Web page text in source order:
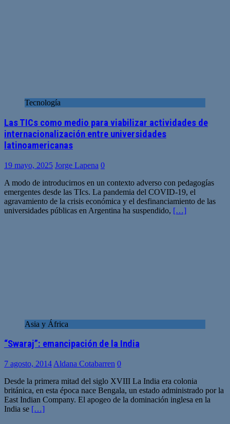
Tecnología
Las TICs como medio para viabilizar actividades de
internacionalización entre universidades
latinoamericanas
19 mayo, 2025 Jorge Lapena 0
A modo de introducirnos en un contexto adverso con pedagogías
emergentes desde las TIcs. La pandemia del COVID-19, el
agravamiento de la crisis económica y el desfinanciamiento de las
universidades públicas en Argentina ha suspendido, […]
Asia y África
“Swaraj”: emancipación de la India
7 agosto, 2014 Aldana Cotabarren 0
Desde la primera mitad del siglo XVIII La India era colonia
británica, en esta época nace Bengala, un estado administrado por la
East Indian Company. El apogeo de la dominación inglesa en la
India se […]